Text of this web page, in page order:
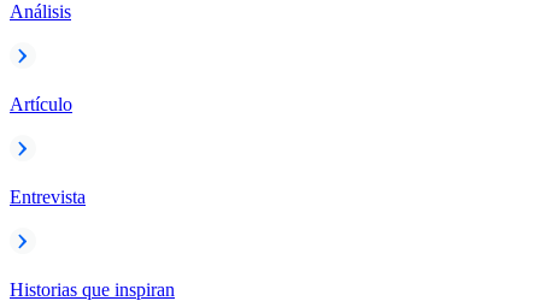
Análisis
Artículo
Entrevista
Historias que inspiran